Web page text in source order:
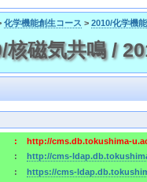
化学機能創生コース > 2010/化学機
核磁気共鳴 /
:
http://cms.db.tokushima-
:
http://cms-
:
https://cms-